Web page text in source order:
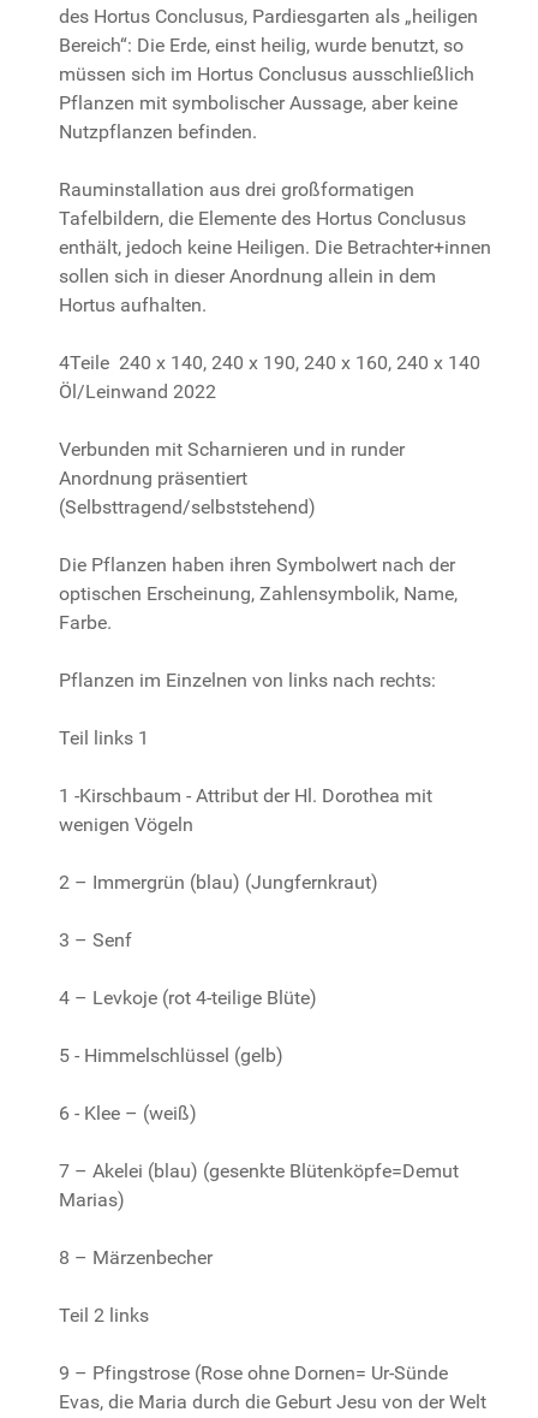
des Hortus Conclusus, Pardiesgarten als „heiligen
Bereich“: Die Erde, einst heilig, wurde benutzt, so
müssen sich im Hortus Conclusus ausschließlich
Pflanzen mit symbolischer Aussage, aber keine
Nutzpflanzen befinden.
Rauminstallation aus drei großformatigen
Tafelbildern, die Elemente des Hortus Conclusus
enthält, jedoch keine Heiligen. Die Betrachter+innen
sollen sich in dieser Anordnung allein in dem
Hortus aufhalten.
4Teile 240 x 140, 240 x 190, 240 x 160, 240 x 140
Öl/Leinwand 2022
Verbunden mit Scharnieren und in runder
Anordnung präsentiert
(Selbsttragend/selbststehend)
Die Pflanzen haben ihren Symbolwert nach der
optischen Erscheinung, Zahlensymbolik, Name,
Farbe.
Pflanzen im Einzelnen von links nach rechts:
Teil links 1
1 -Kirschbaum - Attribut der Hl. Dorothea mit
wenigen Vögeln
2 – Immergrün (blau) (Jungfernkraut)
3 – Senf
4 – Levkoje (rot 4-teilige Blüte)
5 - Himmelschlüssel (gelb)
6 - Klee – (weiß)
7 – Akelei (blau) (gesenkte Blütenköpfe=Demut
Marias)
8 – Märzenbecher
Teil 2 links
9 – Pfingstrose (Rose ohne Dornen= Ur-Sünde
Evas, die Maria durch die Geburt Jesu von der Welt